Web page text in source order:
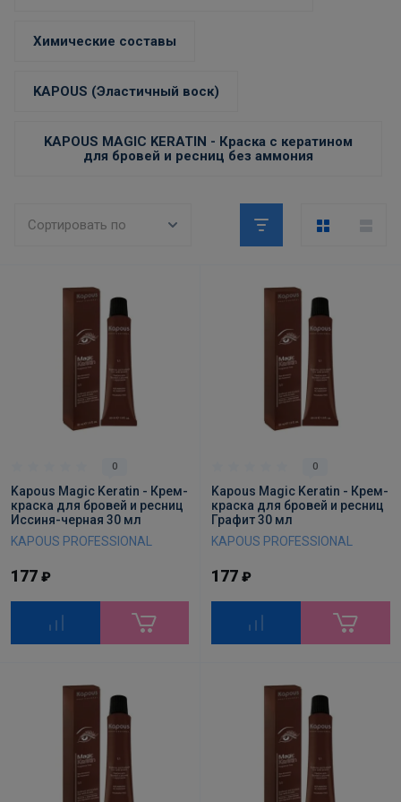
Химические составы
KAPOUS (Эластичный воск)
KAPOUS MAGIC KERATIN - Краска с кератином
для бровей и ресниц без аммония
Сортировать по
0
Kapous Magic Keratin - Крем-
краска для бровей и ресниц
Иссиня-черная 30 мл
KAPOUS PROFESSIONAL
177 ₽
0
Kapous Magic Keratin - Крем-
краска для бровей и ресниц
Графит 30 мл
KAPOUS PROFESSIONAL
177 ₽